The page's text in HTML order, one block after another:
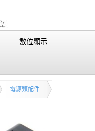
數位顯示
電源類配件